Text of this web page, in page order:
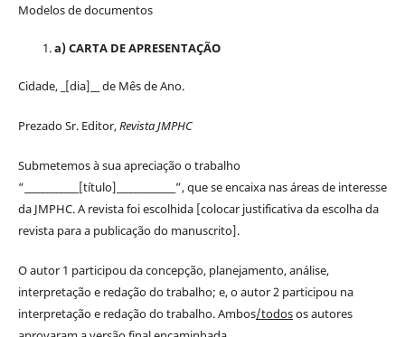
Modelos de documentos
a) CARTA DE APRESENTAÇÃO
Cidade, _[dia]__ de Mês de Ano.
Prezado Sr. Editor,Revista JMPHC
Submetemos à sua apreciação o trabalho
“____________[título]_____________”, que se encaixa nas áreas de interesse
da JMPHC. A revista foi escolhida [colocar justificativa da escolha da
revista para a publicação do manuscrito].
O autor 1 participou da concepção, planejamento, análise,
interpretação e redação do trabalho; e, o autor 2 participou na
interpretação e redação do trabalho. Ambos/todosos autores